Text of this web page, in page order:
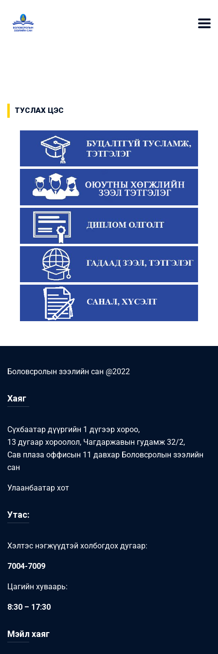
ТУСЛАХ ЦЭС
Боловсролын зээлийн сан @2022
Хаяг
Сүхбаатар дүүргийн 1 дүгээр хороо,
13 дугаар хороолол, Чагдаржавын гудамж 32/2,
Сав плаза оффисын 11 давхар Боловсролын зээлийн
сан
Улаанбаатар хот
Утас:
Хэлтэс нэгжүүдтэй холбогдох дугаар:
7004-7009
Цагийн хуваарь:
8:30 – 17:30
Мэйл хаяг